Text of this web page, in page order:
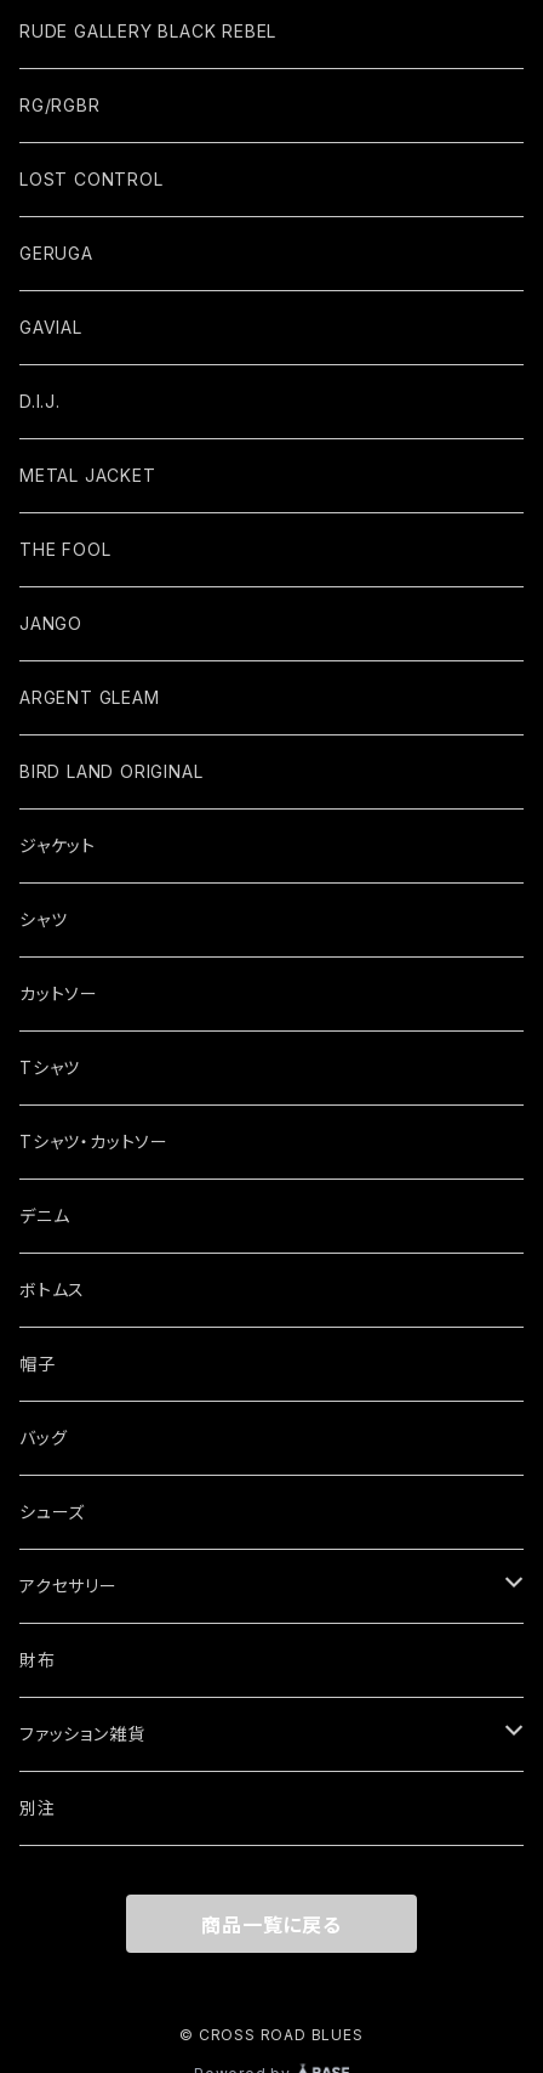
RUDE GALLERY BLACK REBEL
RG/RGBR
LOST CONTROL
GERUGA
GAVIAL
D.I.J.
METAL JACKET
THE FOOL
JANGO
ARGENT GLEAM
BIRD LAND ORIGINAL
ジャケット
シャツ
カットソー
Tシャツ
Tシャツ・カットソー
デニム
ボトムス
帽子
バッグ
シューズ
アクセサリー
ネックレス
ブレスレット・バングル
ウォレットチェーン
財布
ファッション雑貨
ワッペン・ステッカー
別注
商品一覧に戻る
© CROSS ROAD BLUES